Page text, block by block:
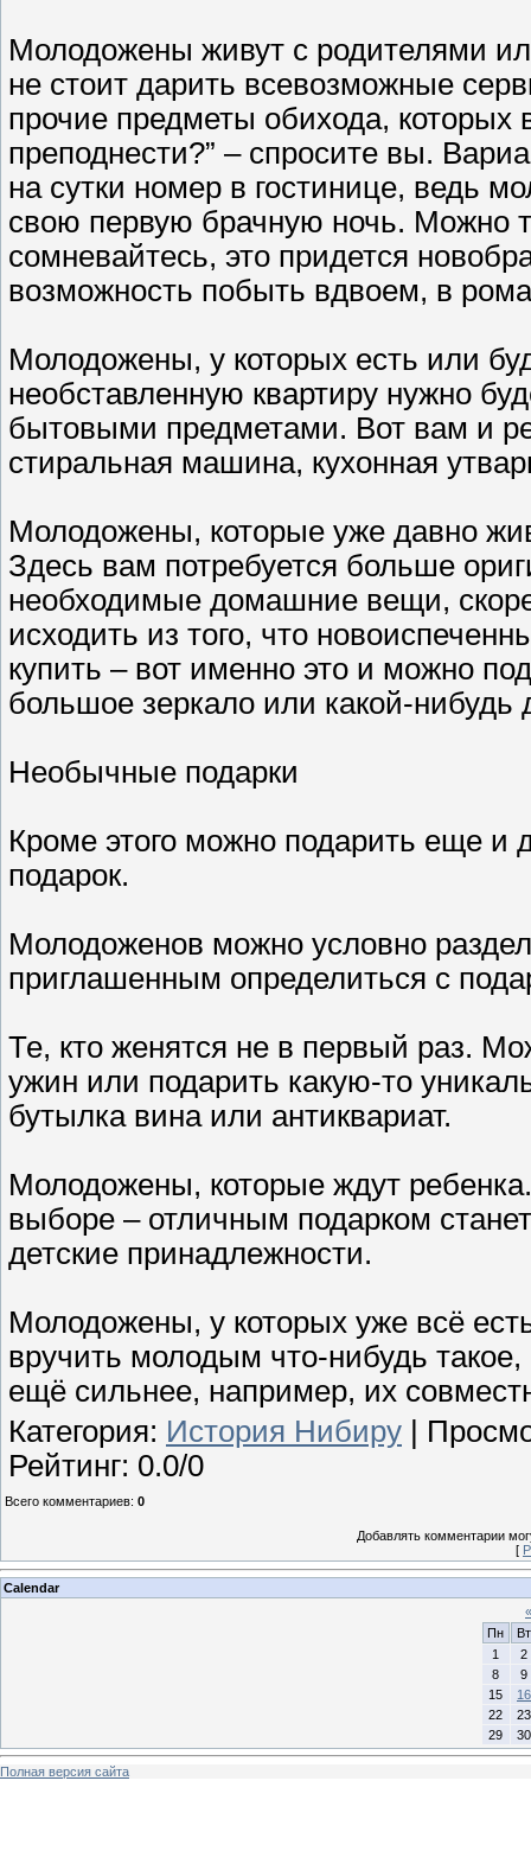
Молодожены живут с родителями
не стоит дарить всевозможные
прочие предметы обихода, которых
преподнести?” – спросите вы.
на сутки номер в гостинице, ведь
свою первую брачную ночь. Можно
сомневайтесь, это придется
возможность побыть вдвоем, в
Молодожены, у которых есть или
необставленную квартиру нужно
бытовыми предметами. Вот вам и
стиральная машина, кухонная
Молодожены, которые уже давно
Здесь вам потребуется больше
необходимые домашние вещи,
исходить из того, что
купить – вот именно это и можно
большое зеркало или какой-
Необычные подарки
Кроме этого можно подарить еще и
подарок.
Молодоженов можно условно
приглашенным определиться с
Те, кто женятся не в первый раз.
ужин или подарить какую-то
бутылка вина или антиквариат.
Молодожены, которые ждут
выборе – отличным подарком
детские принадлежности.
Молодожены, у которых уже всё
вручить молодым что-нибудь
ещё сильнее, например, их
Категория: История Нибиру
Рейтинг: 0.0/0
Всего комментариев: 0
Добавлять комментарии
[
Calendar
«
Пн
Вт
1
2
8
9
15
16
22
23
29
30
Полная версия сайта